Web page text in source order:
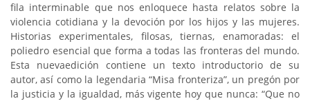
fila interminable que nos enloquece hasta relatos sobre la
violencia cotidiana y la devoción por los hijos y las mujeres.
Historias experimentales, filosas, tiernas, enamoradas: el
poliedro esencial que forma a todas las fronteras del mundo.
Esta nuevaedición contiene un texto introductorio de su
autor, así como la legendaria “Misa fronteriza”, un pregón por
la justicia y la igualdad, más vigente hoy que nunca: “Que no